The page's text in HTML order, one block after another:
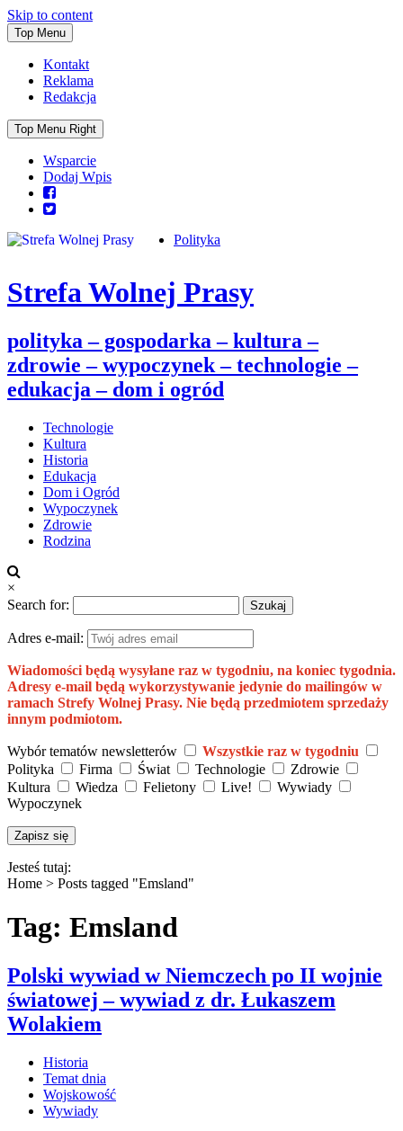
Skip to content
Top Menu
Kontakt
Reklama
Redakcja
Top Menu Right
Wsparcie
Dodaj Wpis
Strefa Wolnej Prasy
polityka – gospodarka – kultura –
zdrowie – wypoczynek – technologie –
edukacja – dom i ogród
Polityka
Technologie
Kultura
Historia
Edukacja
Dom i Ogród
Wypoczynek
Zdrowie
Rodzina
×
Search for:
Adres e-mail:
Wiadomości będą wysyłane raz w tygodniu, na koniec tygodnia.
Adresy e-mail będą wykorzystywanie jedynie do mailingów w
ramach Strefy Wolnej Prasy. Nie będą przedmiotem sprzedaży
innym podmiotom.
Wybór tematów newsletterów
Wszystkie raz w tygodniu
Polityka
Firma Świat Technologie
Zdrowie
Kultura
Wiedza Felietony Live!
Wywiady
Wypoczynek
Jesteś tutaj:
Home > Posts tagged "Emsland"
Tag: Emsland
Polski wywiad w Niemczech po II wojnie
światowej – wywiad z dr. Łukaszem
Wolakiem
Historia
Temat dnia
Wojskowość
Wywiady